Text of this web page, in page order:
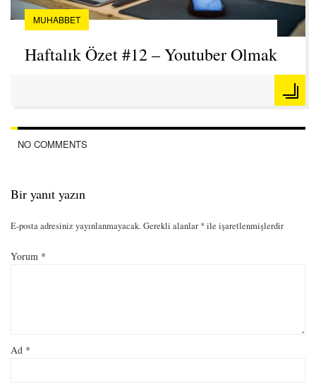
MUHABBET
Haftalık Özet #12 – Youtuber Olmak
NO COMMENTS
Bir yanıt yazın
E-posta adresiniz yayınlanmayacak.Gerekli alanlar *ile işaretlenmişlerdir
Yorum *
Ad *